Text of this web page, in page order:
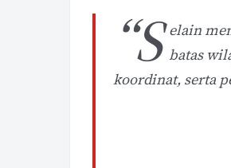
“S elain
batas
koordinat, serta